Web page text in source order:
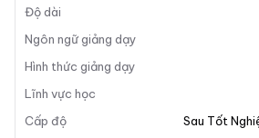
Chương trình
Cử Nhân Giáo Dục
tại Brandon University được thiết
viên mong muốn trở thành giáo
đời (Mầm Non - Lớp 4). Chương
hội tuyệt vời cho những cá nhân
hưởng tích cực đến cuộc sống
Độ dài
Ngôn ngữ giảng dạy
Hình thức giảng dạy
Lĩnh vực học
Cấp độ
Sau Tốt